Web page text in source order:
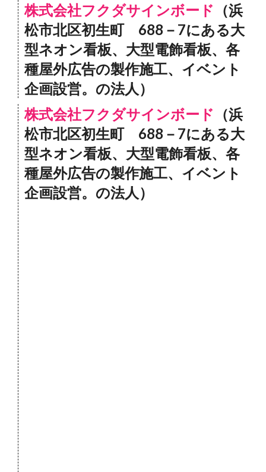
株式会社フクダサインボード
（浜
松市北区初生町 688－7にある大
型ネオン看板、大型電飾看板、各
種屋外広告の製作施工、イベント
企画設営。の法人）
株式会社フクダサインボード
（浜
松市北区初生町 688－7にある大
型ネオン看板、大型電飾看板、各
種屋外広告の製作施工、イベント
企画設営。の法人）